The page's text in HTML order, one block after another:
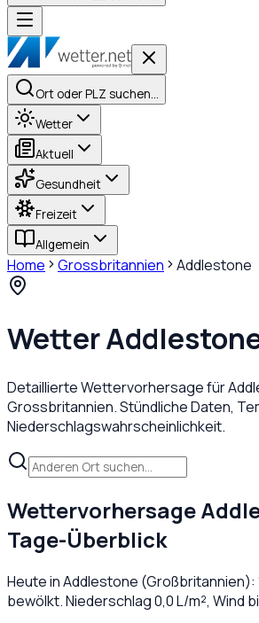
Ort oder PLZ suchen…
Wetter
Aktuell
Gesundheit
Freizeit
Allgemein
Home Grossbritannien Addlestone
Wetter
Detaillierte Wettervorhersage für
Grossbritannien. Stündliche Daten,
Niederschlagswahrscheinlichkeit.
Wettervorhersage
Tage-Überblick
Heute inAddlestone (Großbritannien):
bewölkt. Niederschlag0,0L/m², Wind